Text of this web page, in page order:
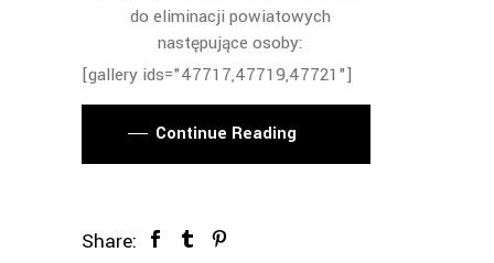
do eliminacji powiatowych
następujące osoby:
[gallery ids="47717,47719,47721"]
Continue Reading
Share: